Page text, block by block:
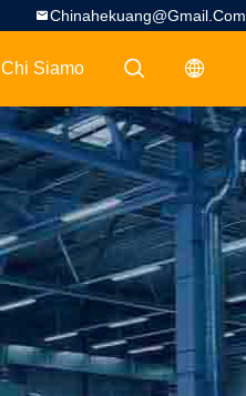
Chinahekuang@gmail.com
描述
描述
Chi Siamo